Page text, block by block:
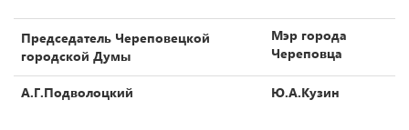
Председатель Череповецкой
городской Думы
Мэр города
Череповца
А.Г.Подволоцкий Ю.А.Кузин